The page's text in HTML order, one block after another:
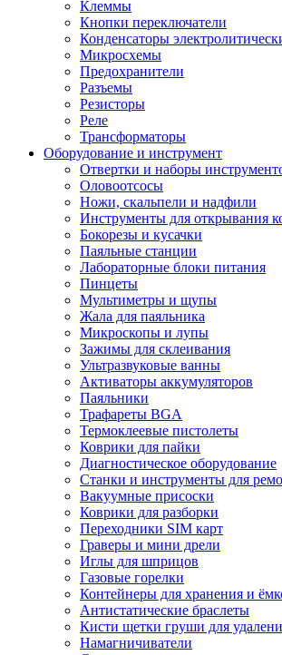
Клеммы
Кнопки переключатели
Конденсаторы
Микросхемы
Предохранители
Разъемы
Резисторы
Реле
Трансформаторы
Оборудование и инструмент
Отвертки и наборы
Оловоотсосы
Ножи, скальпели и надфили
Инструменты для открывания
Бокорезы и кусачки
Паяльные станции
Лабораторные блоки питания
Пинцеты
Мультиметры и щупы
Жала для паяльника
Микроскопы и лупы
Зажимы для склеивания
Ультразвуковые ванны
Активаторы аккумуляторов
Паяльники
Трафареты BGA
Термоклеевые пистолеты
Коврики для пайки
Диагностическое оборудование
Станки и инструменты для
Вакуумные присоски
Коврики для разборки
Переходники SIM карт
Граверы и мини дрели
Иглы для шприцов
Газовые горелки
Контейнеры для хранения и
Антистатические браслеты
Кисти щетки груши для
Намагничиватели